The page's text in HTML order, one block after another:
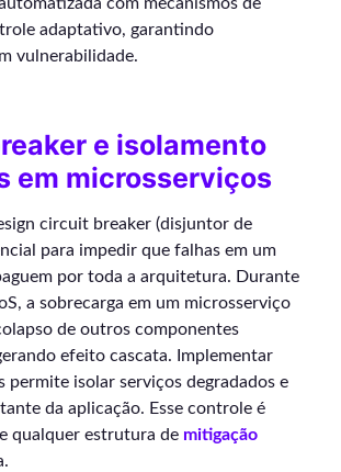
adaptativo, garantindo
vulnerabilidade.
e isolamento
em microsserviços
circuit breaker (disjuntor de
para impedir que falhas em um
por toda a arquitetura. Durante
a sobrecarga em um microsserviço
de outros componentes
efeito cascata. Implementar
permite isolar serviços degradados e
da aplicação. Esse controle é
qualquer estrutura de mitigação